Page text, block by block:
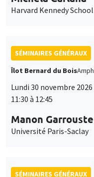
Îlot Bernard du Bois
Lundi 30 novembre 2026
11:30 à 12:45
Manon Garrouste
Université Paris-Saclay